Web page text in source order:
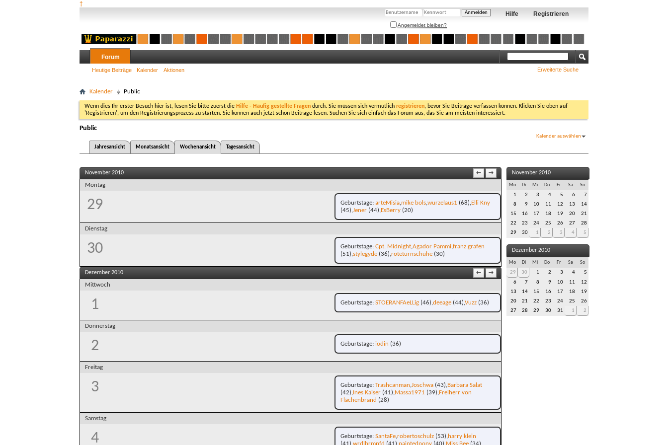
†
Registrieren
Hilfe
Angemeldet bleiben?
Forum
Heutige Beiträge Kalender Aktionen Erweiterte Suche
Kalender Public
Wenn dies Ihr erster Besuch hier ist, lesen Sie bitte zuerst die Hilfe - Häufig gestellte Fragen durch. Sie müssen sich vermutlich registrieren, bevor Sie Beiträge verfassen können. Klicken Sie oben auf
'Registrieren', um den Registrierungsprozess zu starten. Sie können auch jetzt schon Beiträge lesen. Suchen Sie sich einfach das Forum aus, das Sie am meisten interessiert.
Public
Kalender auswählen
Jahresansicht
Monatsansicht Wochenansicht Tagesansicht
← →
November 2010
Montag
29 Geburtstage arteMisia mike bols wurzelaus1 (68) Elli Kny
(45) Jener (44) EsBerry (20)
Dienstag
30 Geburtstage Cpt. Midnight Agador Pammi franz grafen
(51) stylegyde (36) roteturnschuhe (30)
← →
Dezember 2010
Mittwoch
1 Geburtstage STOERANFAeLLig (46) deeage (44) Vuzz (36)
Donnerstag
2 Geburtstage iodin (36)
Freitag
3 Geburtstage Trashcanman Joschwa (43) Barbara Salat
(42) Ines Kaiser (41) Massa1971 (39) Freiherr von
Flächenbrand (28)
Samstag
4 Geburtstage SantaFe robertoschulz (53) harry klein
November 2010
Mo Di Mi Do Fr Sa So
1 2 3 4 5 6
7
8
9 10 11 12 13
14
15
16 17 18 19 20
21
22
23 24 25 26 27
28
29
30 1 2 3 4 5
Dezember 2010
Mo Di Mi Do Fr Sa So
29 30 1 2 3 4
5
6
7 8 9 10 11
12
13
14 15 16 17 18
19
20
21 22 23 24 25
26
27
28 29 30 31 1 2